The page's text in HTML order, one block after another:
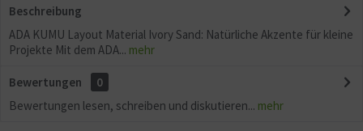
Beschreibung
ADA KUMU Layout Material Ivory Sand: Natürliche Akzente für kleine
Projekte Mit dem ADA... mehr
Bewertungen
0
Bewertungen lesen, schreiben und diskutieren... mehr